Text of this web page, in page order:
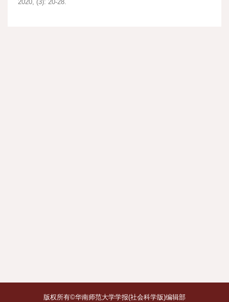
2020, (3): 20-28.
版权所有©华南师范大学学报(社会科学版)编辑部